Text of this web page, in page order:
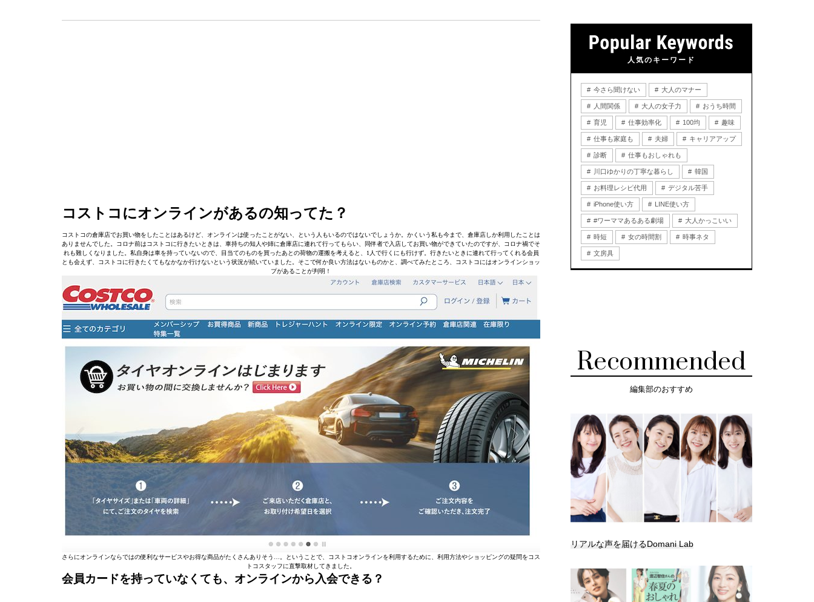
コストコにオンラインがあるの知ってた？
コストコの倉庫店でお買い物をしたことはあるけど、オンラインは使ったことがない、という人もいるのではないでしょうか。かくいう私も今まで、倉庫店しか利用したことは
ありませんでした。コロナ前はコストコに行きたいときは、車持ちの知人や姉に倉庫店に連れて行ってもらい、同伴者で入店してお買い物ができていたのですが、コロナ禍でそ
れも難しくなりました。私自身は車を持っていないので、目当てのものを買ったあとの荷物の運搬を考えると、1人で行くにも行けず。行きたいときに連れて行ってくれる会員
とも会えず、コストコに行きたくてもなかなか行けないという状況が続いていました。そこで何か良い方法はないものかと、調べてみたところ、コストコにはオンラインショッ
プがあることが判明！
さらにオンラインならではの便利なサービスやお得な商品がたくさんありそう…。ということで、コストコオンラインを利用するために、利用方法やショッピングの疑問をコス
トコスタッフに直撃取材してきました。
会員カードを持っていなくても、オンラインから入会できる？
人気のキーワード
今さら聞けない 大人のマナー
人間関係 大人の女子力 おうち時間
育児 仕事効率化 100均 趣味
仕事も家庭も 夫婦 キャリアアップ
診断 仕事もおしゃれも
川口ゆかりの丁寧な暮らし 韓国
お料理レシピ代用 デジタル苦手
iPhone使い方 LINE使い方
#ワーママあるある劇場 大人かっこいい
時短 女の時間割 時事ネタ
文房具
Recommended
編集部のおすすめ
リアルな声を届けるDomani Lab